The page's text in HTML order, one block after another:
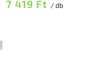
7 419 Ft / db